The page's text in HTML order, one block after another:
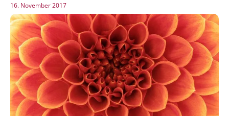
16. November 2017